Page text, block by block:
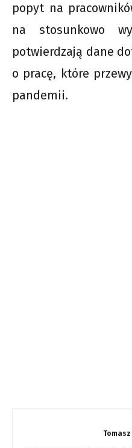
popyt na
na stosunkowo
potwierdzają dane
o pracę, które
pandemii.